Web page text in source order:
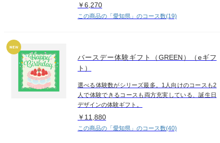
￥6,270
この商品の「愛知県」のコース数(19)
バースデー体験ギフト（GREEN）（eギフ
ト）
選べる体験数がシリーズ最多。1人向けのコースも2
人で体験できるコースも両方充実している、誕生日
デザインの体験ギフト。
￥11,880
この商品の「愛知県」のコース数(40)